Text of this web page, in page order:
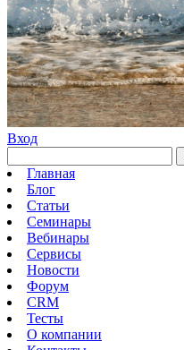
Вход
Главная
Блог
Статьи
Семинары
Вебинары
Сервисы
Новости
Форум
CRM
Тесты
О компании